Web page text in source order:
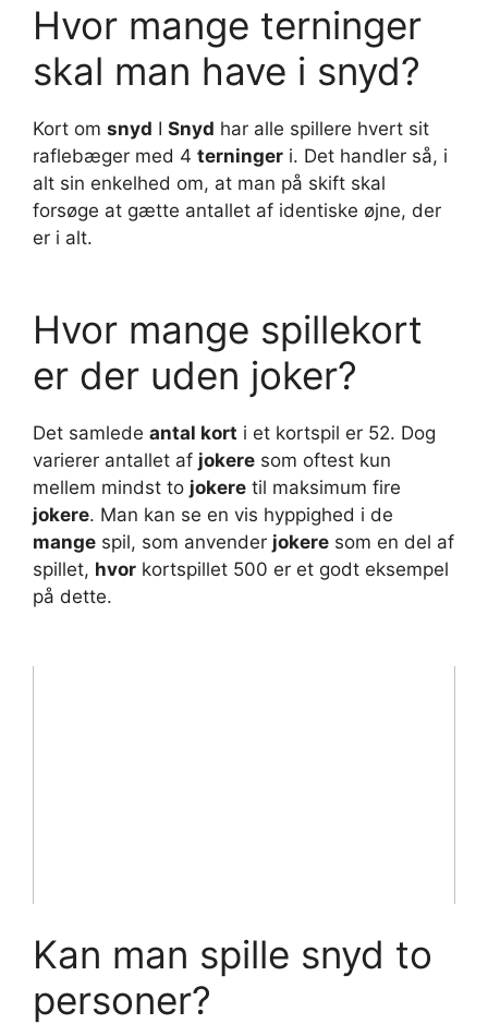
Hvor mange terninger
skal man have i snyd?
Kort om snyd I Snyd har alle spillere hvert sit
raflebæger med 4 terninger i. Det handler så, i
alt sin enkelhed om, at man på skift skal
forsøge at gætte antallet af identiske øjne, der
er i alt.
Hvor mange spillekort
er der uden joker?
Det samlede antal kort i et kortspil er 52. Dog
varierer antallet af jokere som oftest kun
mellem mindst to jokere til maksimum fire
jokere. Man kan se en vis hyppighed i de
mange spil, som anvender jokere som en del af
spillet, hvor kortspillet 500 er et godt eksempel
på dette.
Kan man spille snyd to
personer?